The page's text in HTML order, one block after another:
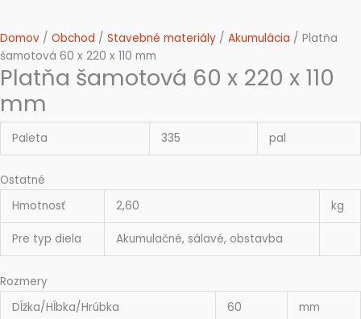
Domov / Obchod / Stavebné materiály / Akumulácia / Platňa
šamotová 60 x 220 x 110 mm
Platňa šamotová 60 x 220 x 110
mm
Paleta 335 pal
Ostatné
Hmotnosť
2,60 kg
Pre typ diela Akumulačné, sálavé, obstavba
Rozmery
Dĺžka/Hĺbka/Hrúbka
60 mm